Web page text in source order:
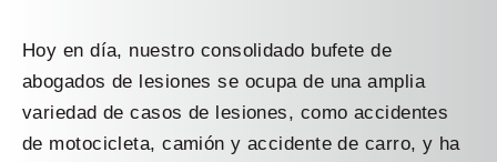
Hoy en día, nuestro consolidado bufete de
abogados de lesiones se ocupa de una amplia
variedad de casos de lesiones, como accidentes
de motocicleta, camión y accidente de carro, y ha